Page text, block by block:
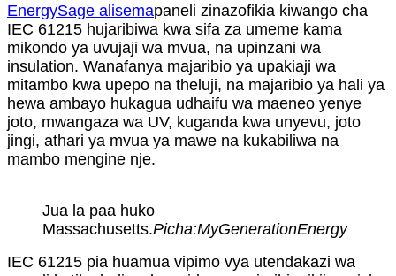
EnergySage alisemapaneli zinazofikia kiwango cha
IEC 61215 hujaribiwa kwa sifa za umeme kama
mikondo ya uvujaji wa mvua, na upinzani wa
insulation. Wanafanya majaribio ya upakiaji wa
mitambo kwa upepo na theluji, na majaribio ya hali ya
hewa ambayo hukagua udhaifu wa maeneo yenye
joto, mwangaza wa UV, kuganda kwa unyevu, joto
jingi, athari ya mvua ya mawe na kukabiliwa na
mambo mengine nje.
Jua la paa huko
Massachusetts.Picha:MyGenerationEnergy
IEC 61215 pia huamua vipimo vya utendakazi wa